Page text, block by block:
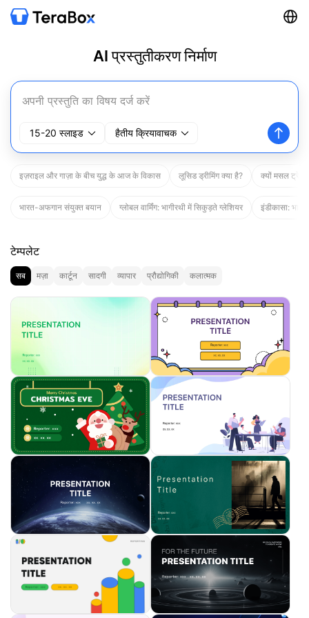
AI प्रस्तुतीकरण निर्माण
15-20 स्लाइड हैतीय क्रियावाचक
इज़राइल और गाज़ा के बीच युद्ध के आज के विकास लूसिड ड्रीमिंग क्या है? क्यों मसल
भारत-अफगान संयुक्त बयान ग्लोबल वार्मिंग: भागीरथी में सिकुड़ते ग्लेशियर इंडीकासा: भारत
टेम्पलेट
सब मज़ा कार्टून सादगी व्यापार प्रौद्योगिकी कलात्मक